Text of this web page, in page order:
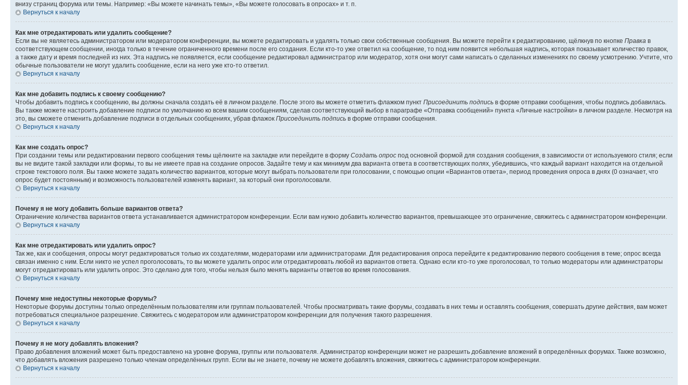
внизу страниц форума или темы. Например: «Вы можете начинать темы», «Вы можете голосовать в опросах» и т. п.
Вернуться к началу
Как мне отредактировать или удалить сообщение?
Если вы не являетесь администратором или модератором конференции, вы можете редактировать и удалять только свои собственные сообщения. Вы можете перейти к редактированию, щёлкнув по кнопке Правка в
соответствующем сообщении, иногда только в течение ограниченного времени после его создания. Если кто-то уже ответил на сообщение, то под ним появится небольшая надпись, которая показывает количество правок,
а также дату и время последней из них. Эта надпись не появляется, если сообщение редактировал администратор или модератор, хотя они могут сами написать о сделанных изменениях по своему усмотрению. Учтите, что
обычные пользователи не могут удалить сообщение, если на него уже кто-то ответил.
Вернуться к началу
Как мне добавить подпись к своему сообщению?
Чтобы добавить подпись к сообщению, вы должны сначала создать её в личном разделе. После этого вы можете отметить флажком пункт Присоединить подпись в форме отправки сообщения, чтобы подпись добавилась.
Вы также можете настроить добавление подписи по умолчанию ко всем вашим сообщениям, сделав соответствующий выбор в параграфе «Отправка сообщений» пункта «Личные настройки» в личном разделе. Несмотря на
это, вы сможете отменить добавление подписи в отдельных сообщениях, убрав флажок Присоединить подпись в форме отправки сообщения.
Вернуться к началу
Как мне создать опрос?
При создании темы или редактировании первого сообщения темы щёлкните на закладке или перейдите в форму Создать опрос под основной формой для создания сообщения, в зависимости от используемого стиля; если
вы не видите такой закладки или формы, то вы не имеете прав на создание опросов. Задайте тему и как минимум два варианта ответа в соответствующих полях, убедившись, что каждый вариант находится на отдельной
строке текстового поля. Вы также можете задать количество вариантов, которые могут выбрать пользователи при голосовании, с помощью опции «Вариантов ответа», период проведения опроса в днях (0 означает, что
опрос будет постоянным) и возможность пользователей изменять вариант, за который они проголосовали.
Вернуться к началу
Почему я не могу добавить больше вариантов ответа?
Ограничение количества вариантов ответа устанавливается администратором конференции. Если вам нужно добавить количество вариантов, превышающее это ограничение, свяжитесь с администратором конференции.
Вернуться к началу
Как мне отредактировать или удалить опрос?
Так же, как и сообщения, опросы могут редактироваться только их создателями, модераторами или администраторами. Для редактирования опроса перейдите к редактированию первого сообщения в теме; опрос всегда
связан именно с ним. Если никто не успел проголосовать, то вы можете удалить опрос или отредактировать любой из вариантов ответа. Однако если кто-то уже проголосовал, то только модераторы или администраторы
могут отредактировать или удалить опрос. Это сделано для того, чтобы нельзя было менять варианты ответов во время голосования.
Вернуться к началу
Почему мне недоступны некоторые форумы?
Некоторые форумы доступны только определённым пользователям или группам пользователей. Чтобы просматривать такие форумы, создавать в них темы и оставлять сообщения, совершать другие действия, вам может
потребоваться специальное разрешение. Свяжитесь с модератором или администратором конференции для получения такого разрешения.
Вернуться к началу
Почему я не могу добавлять вложения?
Право добавления вложений может быть предоставлено на уровне форума, группы или пользователя. Администратор конференции может не разрешить добавление вложений в определённых форумах. Также возможно,
что добавлять вложения разрешено только членам определённых групп. Если вы не знаете, почему не можете добавлять вложения, свяжитесь с администратором конференции.
Вернуться к началу